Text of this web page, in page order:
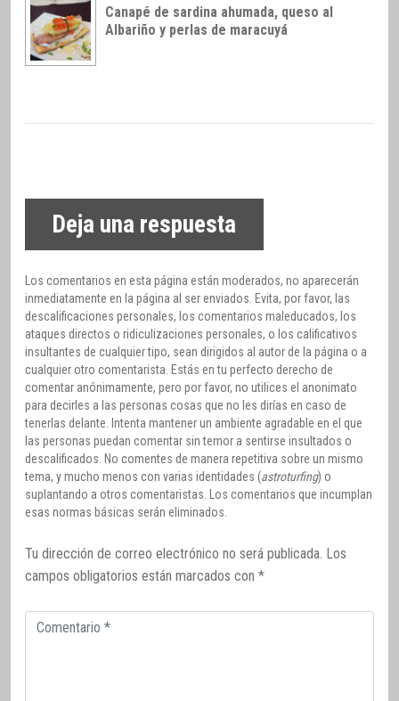
Canapé de sardina ahumada, queso al
Albariño y perlas de maracuyá
Deja una respuesta
Los comentarios en esta página están moderados, no aparecerán
inmediatamente en la página al ser enviados. Evita, por favor, las
descalificaciones personales, los comentarios maleducados, los
ataques directos o ridiculizaciones personales, o los calificativos
insultantes de cualquier tipo, sean dirigidos al autor de la página o a
cualquier otro comentarista. Estás en tu perfecto derecho de
comentar anónimamente, pero por favor, no utilices el anonimato
para decirles a las personas cosas que no les dirías en caso de
tenerlas delante. Intenta mantener un ambiente agradable en el que
las personas puedan comentar sin temor a sentirse insultados o
descalificados. No comentes de manera repetitiva sobre un mismo
tema, y mucho menos con varias identidades (astroturfing) o
suplantando a otros comentaristas. Los comentarios que incumplan
esas normas básicas serán eliminados.
Tu dirección de correo electrónico no será publicada. Los
campos obligatorios están marcados con *
Comentario